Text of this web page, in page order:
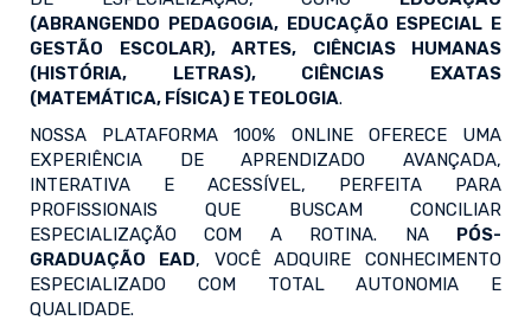
(ABRANGENDO PEDAGOGIA, EDUCAÇÃO ESPECIAL E
GESTÃO ESCOLAR), ARTES, CIÊNCIAS HUMANAS
(HISTÓRIA, LETRAS), CIÊNCIAS EXATAS
(MATEMÁTICA, FÍSICA) E TEOLOGIA.
NOSSA PLATAFORMA 100% ONLINE OFERECE UMA
EXPERIÊNCIA DE APRENDIZADO AVANÇADA,
INTERATIVA E ACESSÍVEL, PERFEITA PARA
PROFISSIONAIS QUE BUSCAM CONCILIAR
ESPECIALIZAÇÃO COM A ROTINA. NA PÓS-
GRADUAÇÃO EAD, VOCÊ ADQUIRE CONHECIMENTO
ESPECIALIZADO COM TOTAL AUTONOMIA E
QUALIDADE.